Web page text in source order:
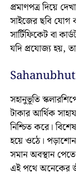
প্রমাণপত্র দিয়ে
সাইজের ছবি যোগ
সার্টিফিকেট বা
যদি প্রযোজ্য হয়,
সহানুভূতি
টাকার আর্থিক
নিশ্চিত করে।
হয়ে ওঠে।
সমান অবস্থান
এই পথে অনেকের